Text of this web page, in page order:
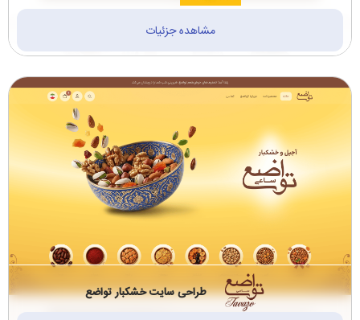
مشاهده جزئیات
طراحی سایت خشکبار تواضع